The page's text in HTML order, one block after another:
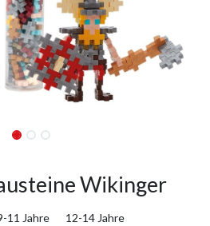
Wikinger
11 Jahre
12-14 Jahre